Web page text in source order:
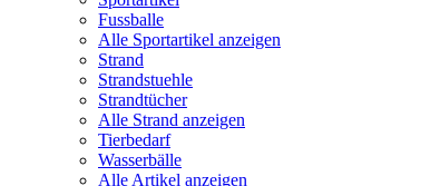
Fussballe
Alle Sportartikel anzeigen
Strand
Strandstuehle
Strandtücher
Alle Strand anzeigen
Tierbedarf
Wasserbälle
Alle Artikel anzeigen